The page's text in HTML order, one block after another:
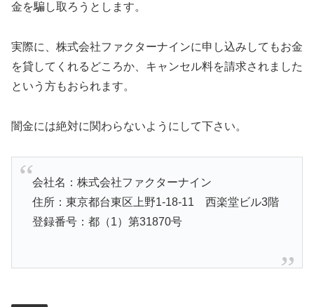
金を騙し取ろうとします。
実際に、株式会社ファクターナインに申し込みしてもお金
を貸してくれるどころか、キャンセル料を請求されました
という方もおられます。
闇金には絶対に関わらないようにして下さい。
会社名：株式会社ファクターナイン
住所：東京都台東区上野1-18-11 西楽堂ビル3階
登録番号：都（1）第31870号